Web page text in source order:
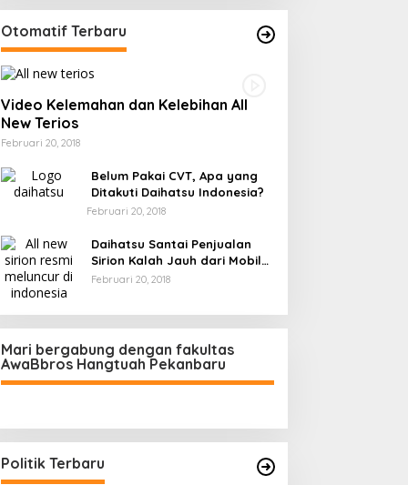
Otomatif Terbaru
Video Kelemahan dan Kelebihan All
New Terios
Februari 20, 2018
Belum Pakai CVT, Apa yang
Ditakuti Daihatsu Indonesia?
Februari 20, 2018
Daihatsu Santai Penjualan
Sirion Kalah Jauh dari Mobil
LCGC
Februari 20, 2018
Mari bergabung dengan fakultas
AwaBbros Hangtuah Pekanbaru
Politik Terbaru
Personel, Tegaskan Komitmen
Bersih Narkoba
Di Politik, Polri | Februari 23, 2026